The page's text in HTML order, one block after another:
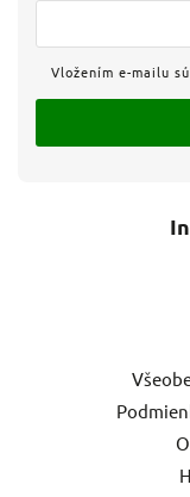
Vložením e-mailu